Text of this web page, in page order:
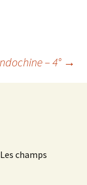
– 4° →
Les champs